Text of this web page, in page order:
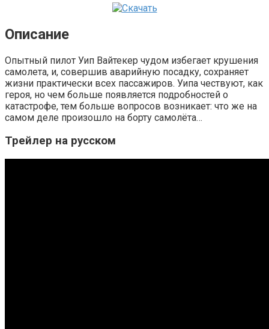
Описание
Опытный пилот Уип Вайтекер чудом избегает крушения
самолета, и, совершив аварийную посадку, сохраняет
жизни практически всех пассажиров. Уипа чествуют, как
героя, но чем больше появляется подробностей о
катастрофе, тем больше вопросов возникает: что же на
самом деле произошло на борту самолёта…
Трейлер на русском